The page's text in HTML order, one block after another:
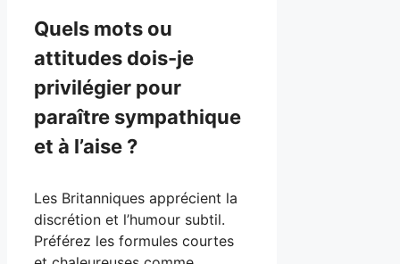
Quels mots ou
attitudes dois-je
privilégier pour
paraître sympathique
et à l’aise ?
Les Britanniques apprécient la
discrétion et l’humour subtil.
Préférez les formules courtes